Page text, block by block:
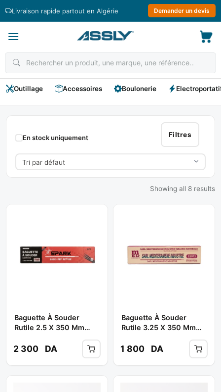
Livraison rapide partout en Algérie Demander un devis
Outillage Accessoires Boulonerie
Baguette
Rutile
Filtres
En stock uniquement
Showing all 8 results
Baguette À Souder
Rutile 2.5 X 350 Mm
SPARK
2 300 DA
Baguette À Souder
Rutile 3.25 X 350 Mm
Kg ) ** MED
1 800 DA